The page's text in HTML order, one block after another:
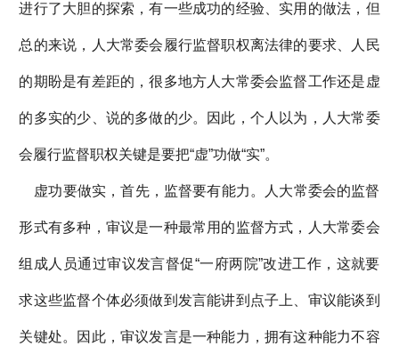
进行了大胆的探索，有一些成功的经验、实用的做法，但
总的来说，人大常委会履行监督职权离法律的要求、人民
的期盼是有差距的，很多地方人大常委会监督工作还是虚
的多实的少、说的多做的少。因此，个人以为，人大常委
会履行监督职权关键是要把“虚”功做“实”。
虚功要做实，首先，监督要有能力。人大常委会的监督
形式有多种，审议是一种最常用的监督方式，人大常委会
组成人员通过审议发言督促“一府两院”改进工作，这就要
求这些监督个体必须做到发言能讲到点子上、审议能谈到
关键处。因此，审议发言是一种能力，拥有这种能力不容